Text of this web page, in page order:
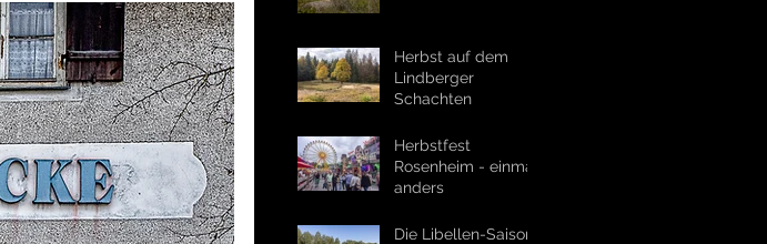
Herbst auf dem
Lindberger
Schachten
Herbstfest
Rosenheim - einmal
anders
Die Libellen-Saison